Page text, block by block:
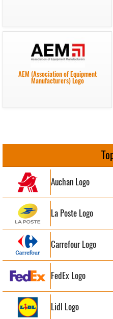
AEM (Association of Equipment
Manufacturers) Logo
Auchan Logo
La Poste Logo
Carrefour Logo
FedEx Logo
Lidl Logo